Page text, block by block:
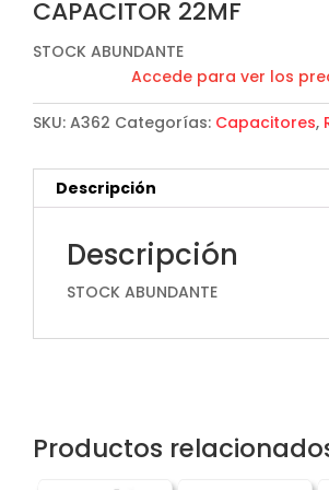
CAPACITOR 22MF
STOCK ABUNDANTE
Accede para ver los
SKU: A362 Categorías: Capacitores,
Descripción
Descripción
STOCK ABUNDANTE
Productos